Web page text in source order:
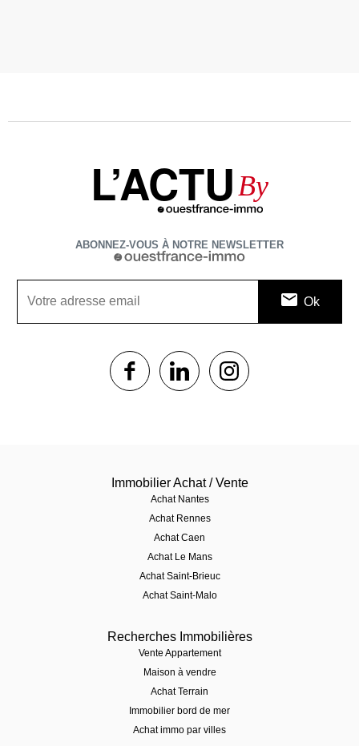
L’ACTU By
ABONNEZ-VOUS À NOTRE NEWSLETTER
1$s 1$s
Immobilier Achat / Vente
Achat Nantes
Achat Rennes
Achat Caen
Achat Le Mans
Achat Saint-Brieuc
Achat Saint-Malo
Recherches Immobilières
Vente Appartement
Maison à vendre
Achat Terrain
Immobilier bord de mer
Achat immo par villes